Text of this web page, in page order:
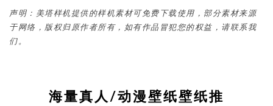
声明：美塔样机提供的样机素材可免费下载使用，部分素材来源
于网络，版权归原作者所有，如有作品冒犯您的权益，请联系我
们。
海量真人/动漫壁纸壁纸推